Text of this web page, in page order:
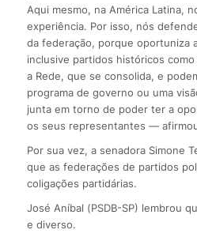
Aqui mesmo, na América Latina,
experiência. Por isso, nós
da federação, porque oportuniza
inclusive partidos históricos como
a Rede, que se consolida, e
programa de governo ou uma
junta em torno de poder ter a
os seus representantes —
Por sua vez, a senadora Simone
que as federações de partidos
coligações partidárias.
José Aníbal (PSDB-SP) lembrou
e diverso.